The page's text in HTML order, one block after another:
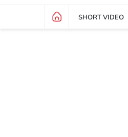
SHORT VIDEO